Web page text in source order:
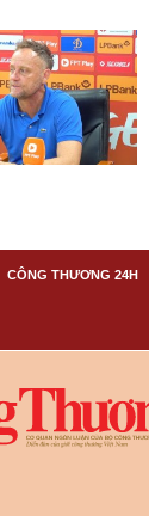
CÔNG THƯƠNG 24H